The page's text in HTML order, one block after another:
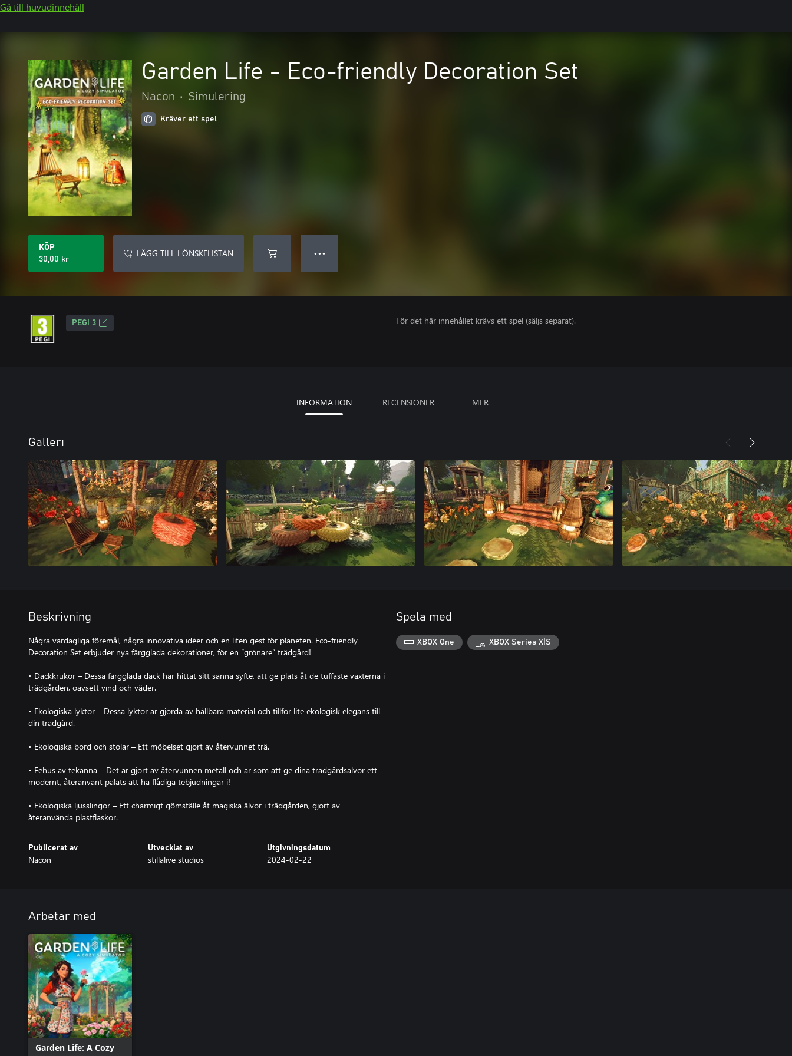
Gå till huvudinnehåll
Garden Life - Eco-friendly Decoration Set
Nacon • Simulering
Kräver ett spel
KÖP
30,00 kr
LÄGG TILL I ÖNSKELISTAN ● ● ●
PEGI 3 För det här innehållet krävs ett spel (säljs separat).
INFORMATION RECENSIONER MER
Galleri
Beskrivning
Några vardagliga föremål, några innovativa idéer och en liten gest för planeten. Eco-friendly
Decoration Set erbjuder nya färgglada dekorationer, för en ”grönare” trädgård!
• Däckkrukor – Dessa färgglada däck har hittat sitt sanna syfte, att ge plats åt de tuffaste växterna i
trädgården, oavsett vind och väder.
• Ekologiska lyktor – Dessa lyktor är gjorda av hållbara material och tillför lite ekologisk elegans till
din trädgård.
• Ekologiska bord och stolar – Ett möbelset gjort av återvunnet trä.
• Fehus av tekanna – Det är gjort av återvunnen metall och är som att ge dina trädgårdsälvor ett
modernt, återanvänt palats att ha flådiga tebjudningar i!
• Ekologiska ljusslingor – Ett charmigt gömställe åt magiska älvor i trädgården, gjort av
återanvända plastflaskor.
Publicerat av
Nacon
Utvecklat av
stillalive studios
Utgivningsdatum
2024-02-22
Spela med
XBOX One XBOX Series X|S
Arbetar med
Garden Life: A Cozy